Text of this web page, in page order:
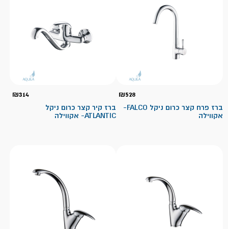
₪528
ברז פרח קצר כרום ניקל FALCO-
אקווילה
₪314
ברז קיר קצר כרום ניקל
ATLANTIC- אקווילה